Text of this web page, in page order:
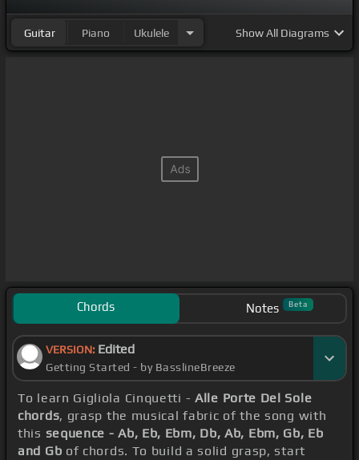
Guitar Piano Ukulele ShowAll Diagrams
Chords Notes Beta
VERSION: Edited
Getting Started - by BasslineBreeze
To learn Gigliola Cinquetti - Alle Porte Del Sole
chords, grasp the musical fabric of the song with
this sequence - Ab, Eb, Ebm, Db, Ab, Ebm, Gb, Eb
and Gb of chords. To build a solid grasp, start